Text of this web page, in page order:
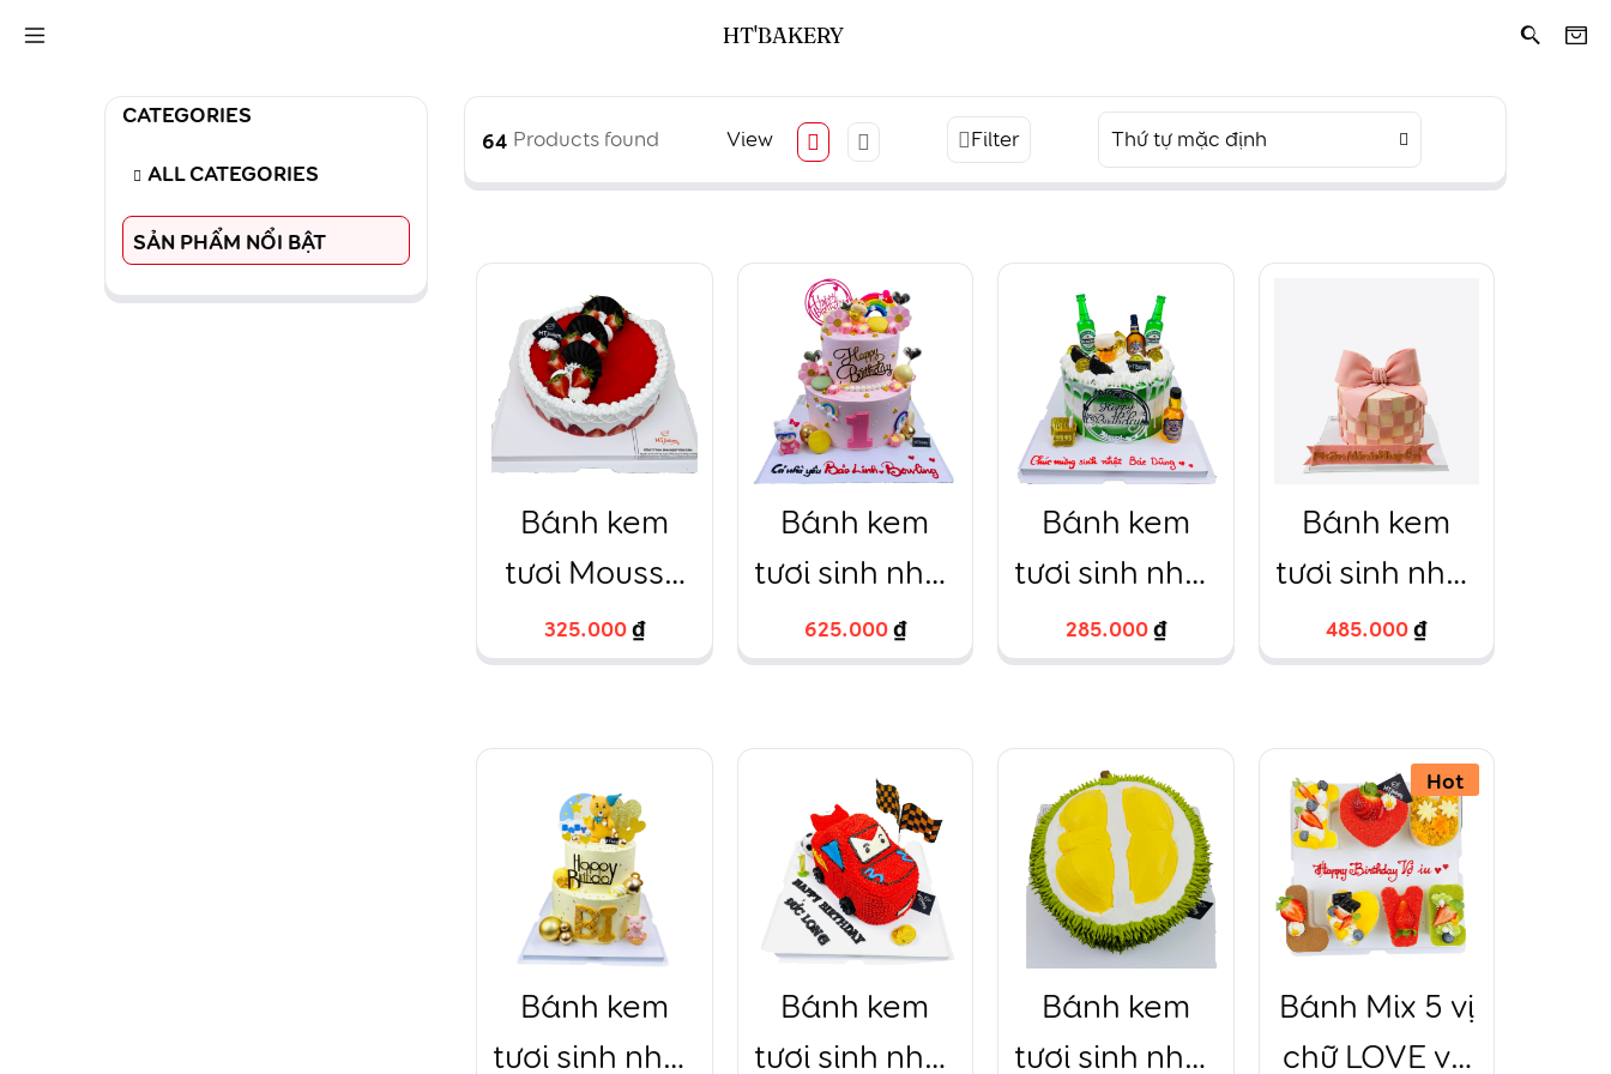
64 Products found View Filter Thứ tự mặc định
Bánh kem
tươi Mousse
Dâu tây tròn
16cm – 12
325.000₫
325.000₫
Bánh kem
tươi sinh nhật
2 tầng trâu
vàng hồng
15cm – 15
625.000₫
625.000₫
Bánh kem
tươi sinh nhật
chai bia
HTBakery
285.000₫
285.000₫
Bánh kem
tươi sinh nhật
chiếc nơ
fondant
24
485.000₫
485.000₫
Bánh kem
tươi sinh nhật
Bánh kem
tươi sinh nhật
Bánh kem
tươi sinh nhật
Hot
Bánh Mix 5 vị
chữ LOVE và
CATEGORIES
ALL CATEGORIES
SẢN PHẨM NỔI BẬT
HT'BAKERY